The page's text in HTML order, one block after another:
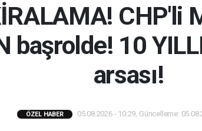
CHP'li
başrolde! 10
arsası!
ÖZEL HABER 05.08.2026 - 10:29, Güncelleme: